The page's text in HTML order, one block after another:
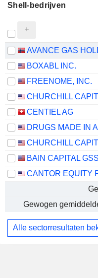
Shell-bedrijven
BOXABL INC.
FREENOME, INC.
CENTIEL AG
Gewogen
Alle sectorresultaten